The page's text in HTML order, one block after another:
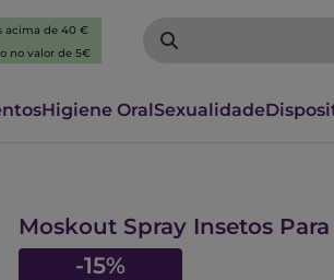
acima de 40 €
no valor de 5€
Higiene OralSexualidade
Moskout Spray Insetos Para
-15%